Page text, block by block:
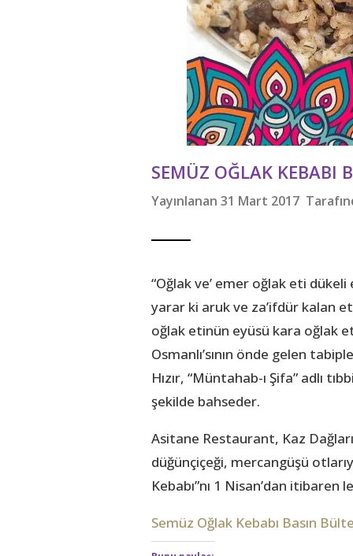
SEMÜZ OĞLAK KEBABI
Yayınlanan 31 Mart 2017
“Oğlak ve’ emer oğlak eti
yarar ki aruk ve za’ifdür kalan
oğlak etinün eyüsü kara oğlak
Osmanlı’sının önde gelen
Hızır, “Müntahab-ı Şifa” adlı
şekilde bahseder.
Asitane Restaurant, Kaz
düğünçiçeği, mercangüşü
Kebabı”nı 1 Nisan’dan
Semüz Oğlak Kebabı Basın